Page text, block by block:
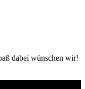
dabei wünschen wir!